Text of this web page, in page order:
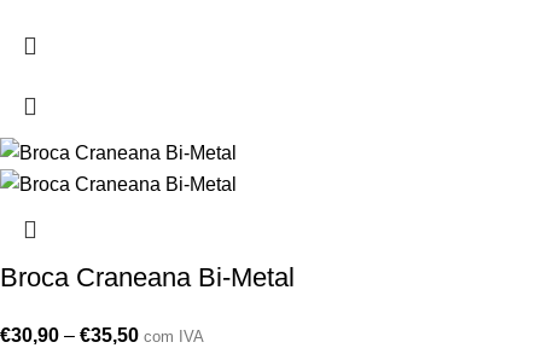
Broca Craneana Bi-Metal
€30,90 – €35,50 com IVA